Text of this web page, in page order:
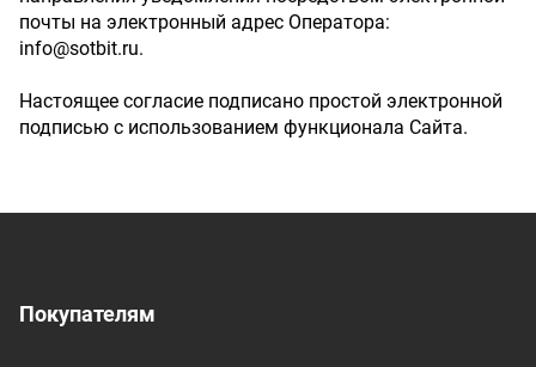
почты на электронный адрес Оператора:
info@sotbit.ru.
Настоящее согласие подписано простой электронной
подписью с использованием функционала Сайта.
Покупателям